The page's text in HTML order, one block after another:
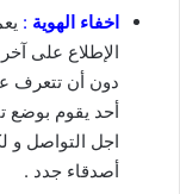
اخفاء الهوية :
الإطلاع على
دون أن تتعرف
أحد يقوم بوضع
اجل التواصل و
أصدقاء جدد .